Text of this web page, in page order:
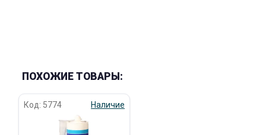
ПОХОЖИЕ ТОВАРЫ:
Код: 5774 Наличие